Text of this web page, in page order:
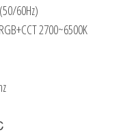
60Hz)
2700~6500K